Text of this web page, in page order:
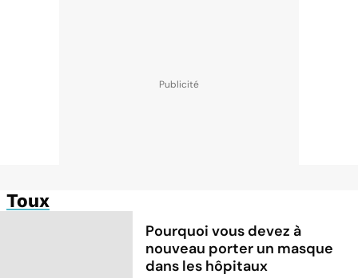
Toux
Pourquoi vous devez à
nouveau porter un masque
dans les hôpitaux